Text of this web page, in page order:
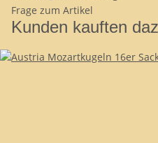
Frage zum Artikel
Kunden kauften